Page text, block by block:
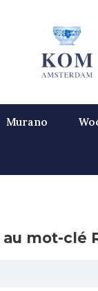
Murano
mot-clé